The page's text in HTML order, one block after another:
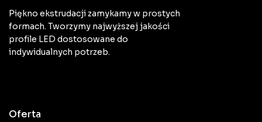
Piękno ekstrudacji zamykamy w prostych
formach. Tworzymy najwyższej jakości
profile LED dostosowane do
indywidualnych potrzeb.
Oferta